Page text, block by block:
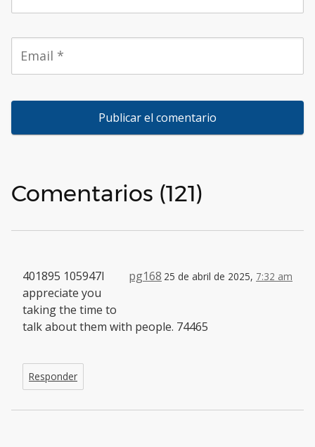
Comentarios (121)
pg168 25 de abril de 2025, 7:32 am
401895 105947I
appreciate you
taking the time to
talk about them with people. 74465
Responder